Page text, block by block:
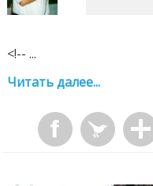
<!-- ...
Читать далее...